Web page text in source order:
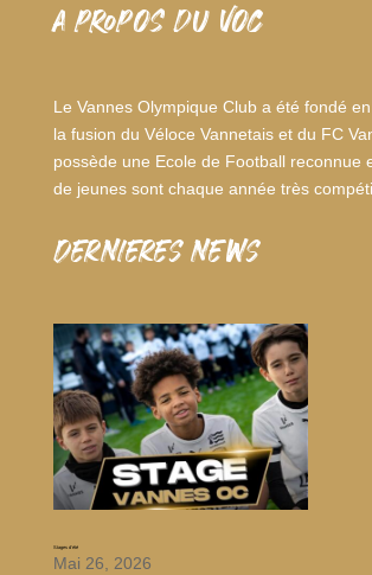
A PROPOS DU VOC
Le Vannes Olympique Club a été fondé
la fusion du Véloce Vannetais et du FC
possède une Ecole de Football reconnue
de jeunes sont chaque année très
dernieres news
Stages d’été
Mai 26, 2026